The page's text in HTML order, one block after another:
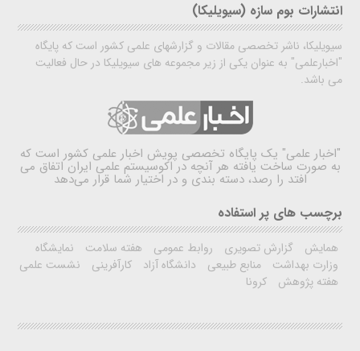
انتشارات بوم سازه (سیویلیکا)
سیویلیکا، ناشر تخصصی مقالات و گزارشهای علمی کشور است که پایگاه
"اخبارعلمی" به عنوان یکی از زیر مجموعه های سیویلیکا در حال فعالیت
می باشد.
"اخبار علمی" یک پایگاه تخصصی پویش اخبار علمی کشور است که
به صورت ساخت یافته هر آنچه در اکوسیستم علمی ایران اتفاق می
افتد را رصد، دسته بندی و در اختیار شما قرار می‌دهد
برچسب های پر استفاده
همایش گزارش تصویری روابط عمومی هفته سلامت
نمایشگاه
وزارت بهداشت
منابع طبیعی دانشگاه آزاد کارآفرینی
نشست علمی
هفته پژوهش
کرونا